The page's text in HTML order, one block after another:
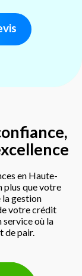
en Haute-
plus que votre
la gestion
votre crédit
service où la
de pair.